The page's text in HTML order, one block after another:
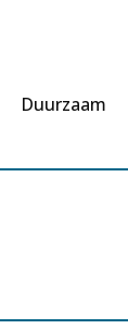
Duurzaam